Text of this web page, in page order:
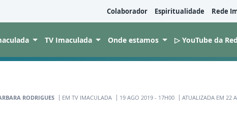
Colaborador Espiritualidade Rede
TV Imaculada Onde estamos ▷ YouTube da
RODRIGUES EM TV IMACULADA 19 AGO 2019 - 17H00 ATUALIZADA EM 22